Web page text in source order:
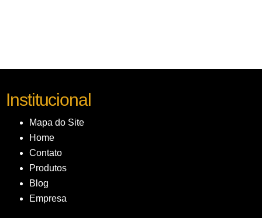
Institucional
Mapa do Site
Home
Contato
Produtos
Blog
Empresa